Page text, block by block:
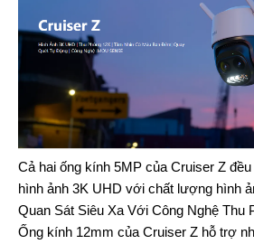
Cả hai ống kính 5MP của Cruiser Z
hình ảnh 3K UHD với chất lượng hình
Quan Sát Siêu Xa Với Công Nghệ Thu
Ống kính 12mm của Cruiser Z hỗ trợ